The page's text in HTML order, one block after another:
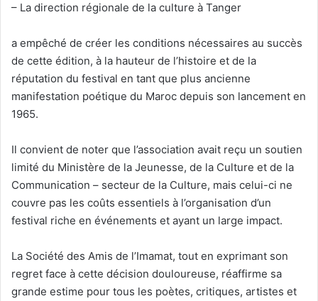
– La direction régionale de la culture à Tanger
a empêché de créer les conditions nécessaires au succès
de cette édition, à la hauteur de l’histoire et de la
réputation du festival en tant que plus ancienne
manifestation poétique du Maroc depuis son lancement en
1965.
Il convient de noter que l’association avait reçu un soutien
limité du Ministère de la Jeunesse, de la Culture et de la
Communication – secteur de la Culture, mais celui-ci ne
couvre pas les coûts essentiels à l’organisation d’un
festival riche en événements et ayant un large impact.
La Société des Amis de l’Imamat, tout en exprimant son
regret face à cette décision douloureuse, réaffirme sa
grande estime pour tous les poètes, critiques, artistes et